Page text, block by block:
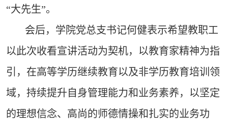
“大先生”。
会后，学院党总支书记何健表示希望教职工
以此次收看宣讲活动为契机，以教育家精神为指
引，在高等学历继续教育以及非学历教育培训领
域，持续提升自身管理能力和业务素养，以坚定
的理想信念、高尚的师德情操和扎实的业务功